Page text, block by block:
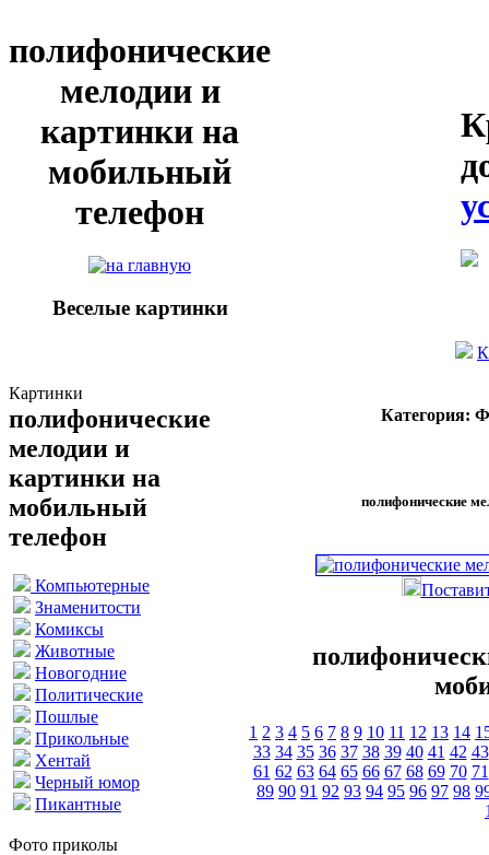
полифонические
мелодии и
картинки на
мобильный
телефон
Веселые картинки
Картинки
полифонические
мелодии и
картинки на
мобильный
телефон
Компьютерные
Знаменитости
Комиксы
Животные
Новогодние
Политические
Пошлые
Прикольные
Хентай
Черный юмор
Пикантные
Фото приколы
Категория:
полифонические
1 2 3 4 5 6 7 8 9 10 11 12 13 14
33 34 35 36 37 38 39 40 41 42 43
61 62 63 64 65 66 67 68 69 70 71
89 90 91 92 93 94 95 96 97 98